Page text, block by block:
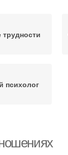
психолог